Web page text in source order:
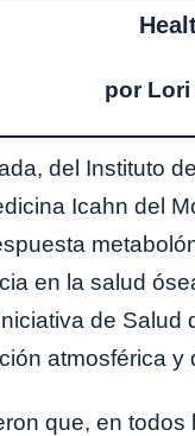
por
del Instituto
Icahn del
en la salud
de
atmosférica y
que, en